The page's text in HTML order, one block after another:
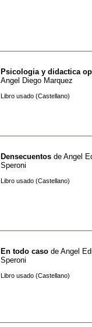
Psicologia y didactica
Angel Diego Marquez
Libro usado (Castellano)
Densecuentos de Angel
Speroni
Libro usado (Castellano)
En todo caso de Angel
Speroni
Libro usado (Castellano)